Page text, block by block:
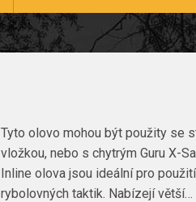
Tyto olovo mohou být použity se
vložkou, nebo s chytrým Guru X-
Inline olova jsou ideální pro
rybolovných taktik. Nabízejí větší…